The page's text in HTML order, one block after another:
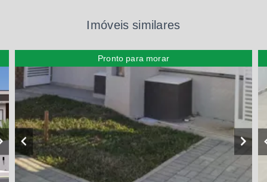
Imóveis similares
Pronto para morar